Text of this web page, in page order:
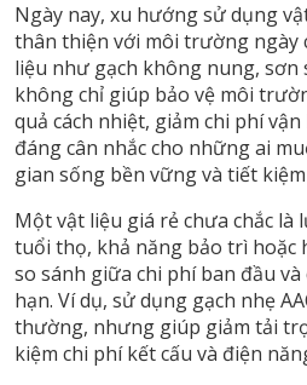
Ngày nay, xu hướng sử dụng
thân thiện với môi trường ngày
liệu như gạch không nung, sơn
không chỉ giúp bảo vệ môi
quả cách nhiệt, giảm chi phí
đáng cân nhắc cho những ai
gian sống bền vững và tiết
Một vật liệu giá rẻ chưa chắc là
tuổi thọ, khả năng bảo trì hoặc
so sánh giữa chi phí ban đầu
hạn. Ví dụ, sử dụng gạch nhẹ
thường, nhưng giúp giảm tải
kiệm chi phí kết cấu và điện